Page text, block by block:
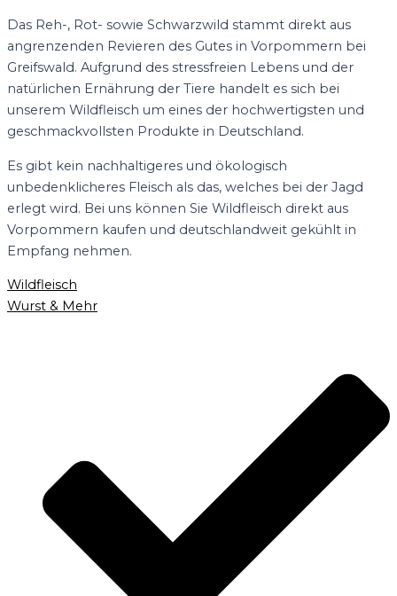
Das Reh-, Rot- sowie Schwarzwild stammt direkt aus
angrenzenden Revieren des Gutes in Vorpommern bei
Greifswald. Aufgrund des stressfreien Lebens und der
natürlichen Ernährung der Tiere handelt es sich bei
unserem Wildfleisch um eines der hochwertigsten und
geschmackvollsten Produkte in Deutschland.
Es gibt kein nachhaltigeres und ökologisch
unbedenklicheres Fleisch als das, welches bei der Jagd
erlegt wird. Bei uns können Sie Wildfleisch direkt aus
Vorpommern kaufen und deutschlandweit gekühlt in
Empfang nehmen.
Wildfleisch
Wurst & Mehr